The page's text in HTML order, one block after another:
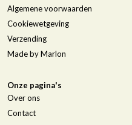
Algemene voorwaarden
Cookiewetgeving
Verzending
Made by Marlon
Onze pagina's
Over ons
Contact